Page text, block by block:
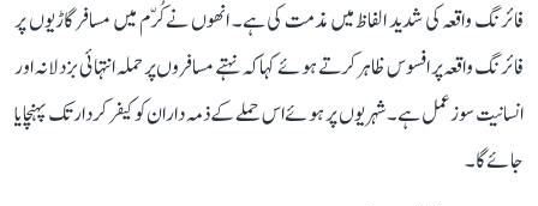
فائرنگ واقعہ کی شدید الفاظ میں مذمت کی ہے۔ انھوں نے کُرّم میں مسافر گاڑیوں پر
فائرنگ واقعہ پر افسوس ظاہر کرتے ہوئے کہا کہ نہتے مسافروں پر حملہ انتہائی بزدلانہ اور
انسانیت سوز عمل ہے۔ شہریوں پر ہوئے اس حملے کے ذمہ داران کو کیفر کردار تک پہنچایا
جائے گا۔